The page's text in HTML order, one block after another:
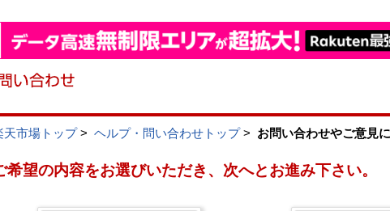
天市場トップ> ヘルプ・問い合わせトップ> お問い合わせやご意見
希望の内容をお選びいただき、次へとお進み下さい。